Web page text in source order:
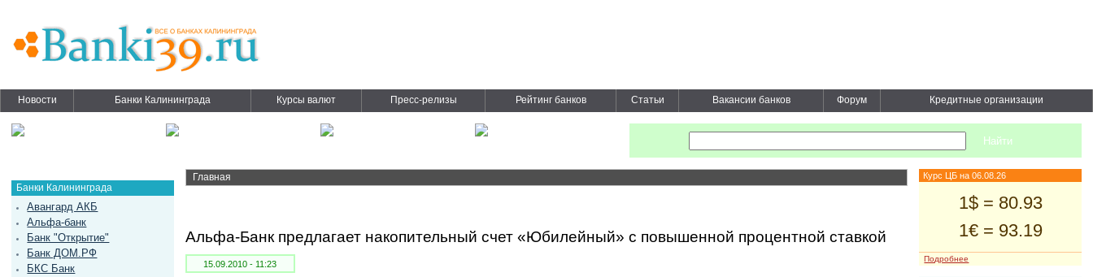
Новости Банки Калининграда Курсы валют Пресс-релизы Рейтинг банков Статьи Вакансии банков Форум Кредитные организации
Банки Калининграда
Авангард АКБ
Альфа-банк
Банк "Открытие"
Банк ДОМ.РФ
БКС Банк
Главная
Альфа-Банк предлагает накопительный счет «Юбилейный» с повышенной процентной ставкой
15.09.2010 - 11:23
Курс ЦБ на 06.08.26
1$ = 80.93
1€ = 93.19
Подробнее